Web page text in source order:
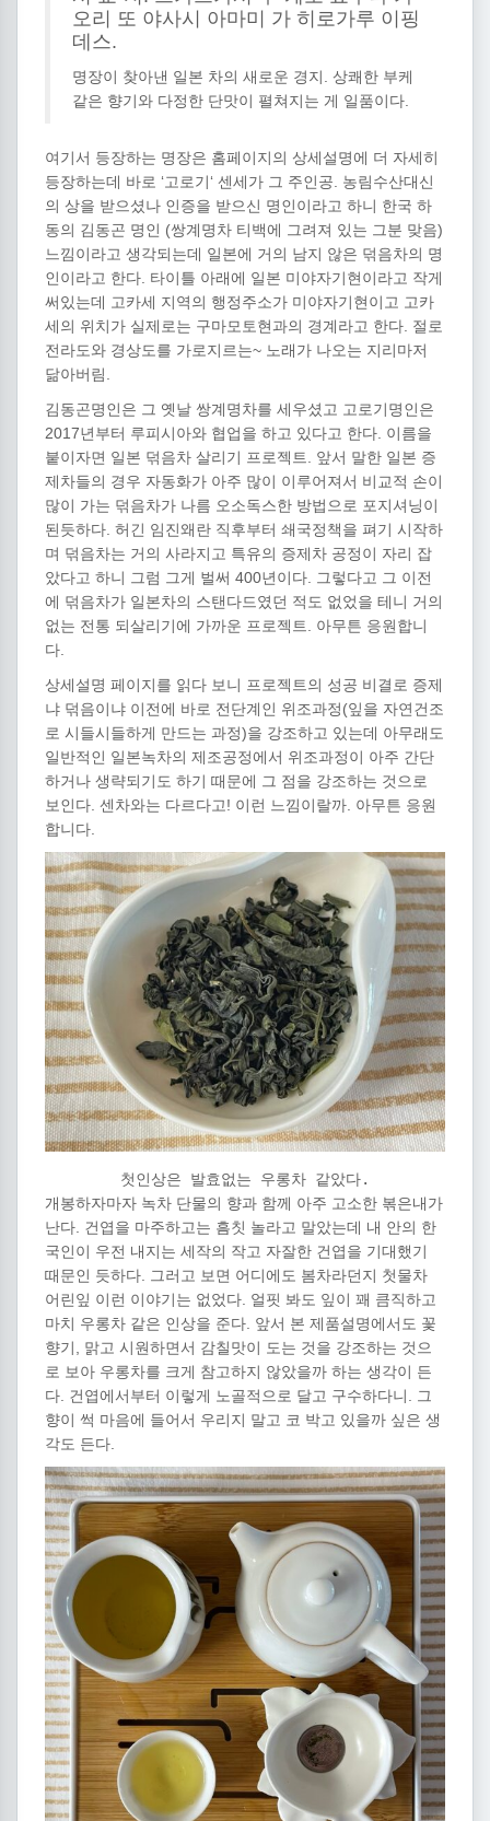
오리 또 야사시 아마미 가 히로가루 이핑
데스.
명장이 찾아낸 일본 차의 새로운 경지. 상쾌한 부케
같은 향기와 다정한 단맛이 펼쳐지는 게 일품이다.
여기서 등장하는 명장은 홈페이지의 상세설명에 더 자세히
등장하는데 바로 ‘고로기‘ 센세가 그 주인공. 농림수산대신
의 상을 받으셨나 인증을 받으신 명인이라고 하니 한국 하
동의 김동곤 명인 (쌍계명차 티백에 그려져 있는 그분 맞음)
느낌이라고 생각되는데 일본에 거의 남지 않은 덖음차의 명
인이라고 한다. 타이틀 아래에 일본 미야자기현이라고 작게
써있는데 고카세 지역의 행정주소가 미야자기현이고 고카
세의 위치가 실제로는 구마모토현과의 경계라고 한다. 절로
전라도와 경상도를 가로지르는~ 노래가 나오는 지리마저
닮아버림.
김동곤명인은 그 옛날 쌍계명차를 세우셨고 고로기명인은
2017년부터 루피시아와 협업을 하고 있다고 한다. 이름을
붙이자면 일본 덖음차 살리기 프로젝트. 앞서 말한 일본 증
제차들의 경우 자동화가 아주 많이 이루어져서 비교적 손이
많이 가는 덖음차가 나름 오소독스한 방법으로 포지셔닝이
된듯하다. 허긴 임진왜란 직후부터 쇄국정책을 펴기 시작하
며 덖음차는 거의 사라지고 특유의 증제차 공정이 자리 잡
았다고 하니 그럼 그게 벌써 400년이다. 그렇다고 그 이전
에 덖음차가 일본차의 스탠다드였던 적도 없었을 테니 거의
없는 전통 되살리기에 가까운 프로젝트. 아무튼 응원합니
다.
상세설명 페이지를 읽다 보니 프로젝트의 성공 비결로 증제
냐 덖음이냐 이전에 바로 전단계인 위조과정(잎을 자연건조
로 시들시들하게 만드는 과정)을 강조하고 있는데 아무래도
일반적인 일본녹차의 제조공정에서 위조과정이 아주 간단
하거나 생략되기도 하기 때문에 그 점을 강조하는 것으로
보인다. 센차와는 다르다고! 이런 느낌이랄까. 아무튼 응원
합니다.
첫인상은 발효없는 우롱차 같았다.
개봉하자마자 녹차 단물의 향과 함께 아주 고소한 볶은내가
난다. 건엽을 마주하고는 흠칫 놀라고 말았는데 내 안의 한
국인이 우전 내지는 세작의 작고 자잘한 건엽을 기대했기
때문인 듯하다. 그러고 보면 어디에도 봄차라던지 첫물차
어린잎 이런 이야기는 없었다. 얼핏 봐도 잎이 꽤 큼직하고
마치 우롱차 같은 인상을 준다. 앞서 본 제품설명에서도 꽃
향기, 맑고 시원하면서 감칠맛이 도는 것을 강조하는 것으
로 보아 우롱차를 크게 참고하지 않았을까 하는 생각이 든
다. 건엽에서부터 이렇게 노골적으로 달고 구수하다니. 그
향이 썩 마음에 들어서 우리지 말고 코 박고 있을까 싶은 생
각도 든다.